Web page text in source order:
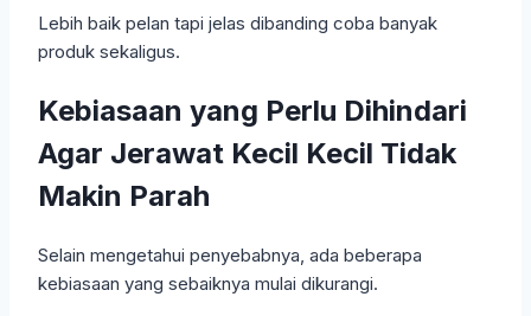
Lebih baik pelan tapi jelas dibanding coba banyak
produk sekaligus.
Kebiasaan yang Perlu Dihindari
Agar Jerawat Kecil Kecil Tidak
Makin Parah
Selain mengetahui penyebabnya, ada beberapa
kebiasaan yang sebaiknya mulai dikurangi.